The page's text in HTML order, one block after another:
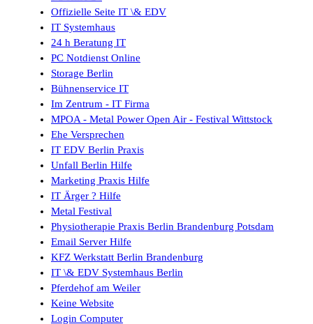
Offizielle Seite IT \& EDV
IT Systemhaus
24 h Beratung IT
PC Notdienst Online
Storage Berlin
Bühnenservice IT
Im Zentrum - IT Firma
MPOA - Metal Power Open Air - Festival Wittstock
Ehe Versprechen
IT EDV Berlin Praxis
Unfall Berlin Hilfe
Marketing Praxis Hilfe
IT Ärger ? Hilfe
Metal Festival
Physiotherapie Praxis Berlin Brandenburg Potsdam
Email Server Hilfe
KFZ Werkstatt Berlin Brandenburg
IT \& EDV Systemhaus Berlin
Pferdehof am Weiler
Keine Website
Login Computer